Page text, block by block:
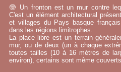
🤓 Un fronton est un mur contre
C'est un élément architectural
et villages du Pays basque
dans les régions limitrophes.
La place libre est un terrain
mur, ou de deux (un à chaque
toutes tailles (10 à 16 mètres de
environ), certains sont même